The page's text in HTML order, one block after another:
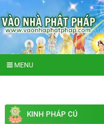
MENU
KINH PHÁP CÚ